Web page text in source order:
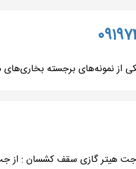
جت هیتر گازی سقف کشسان :